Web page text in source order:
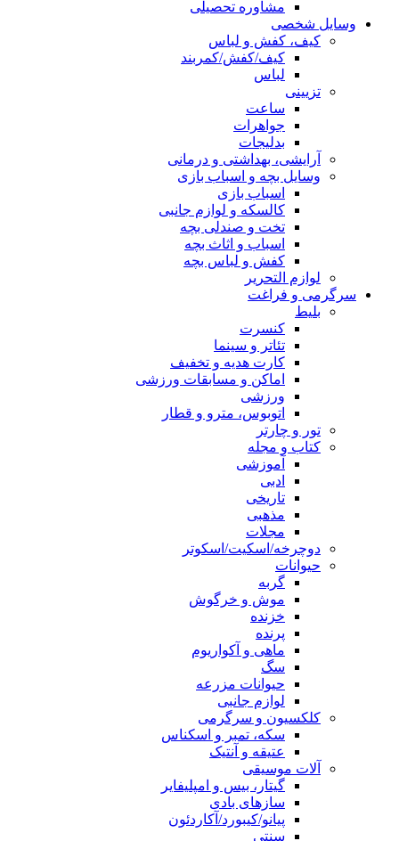
مشاوره تحصیلی
وسایل شخصی
کیف، کفش و لباس
کیف/کفش/کمربند
لباس
تزیینی
ساعت
جواهرات
بدلیجات
آرایشی، بهداشتی و درمانی
وسایل بچه و اسباب بازی
اسباب بازی
کالسکه و لوازم جانبی
تخت و صندلی بچه
اسباب و اثاث بچه
کفش و لباس بچه
لوازم التحریر
سرگرمی و فراغت
بلیط
کنسرت
تئاتر و سینما
کارت هدیه و تخفیف
اماکن و مسابقات ورزشی
ورزشی
اتوبوس، مترو و قطار
تور و چارتر
کتاب و مجله
آموزشی
ادبی
تاریخی
مذهبی
مجلات
دوچرخه/اسکیت/اسکوتر
حیوانات
گربه
موش و خرگوش
خزنده
پرنده
ماهی و آکواریوم
سگ
حیوانات مزرعه
لوازم جانبی
کلکسیون و سرگرمی
سکه، تمبر و اسکناس
عتیقه و آنتیک
آلات موسیقی
گیتار، بیس و امپلیفایر
سازهای بادی
پیانو/کیبورد/آکاردئون
سنتی